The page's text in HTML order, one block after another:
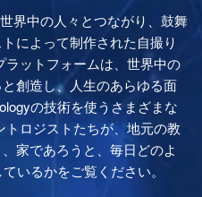
界中の人々とつながり、鼓舞
によって制作された自撮り
ットフォームは、世界中の
創造し、人生のあらゆる面
の技術を使うさまざまな
ロジストたちが、地元の教
家であろうと、毎日どのよ
いるかをご覧ください。